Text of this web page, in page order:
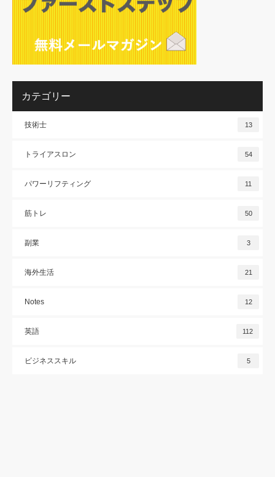
カテゴリー
技術士 13
トライアスロン 54
パワーリフティング 11
筋トレ 50
副業 3
海外生活 21
Notes 12
英語 112
ビジネススキル 5